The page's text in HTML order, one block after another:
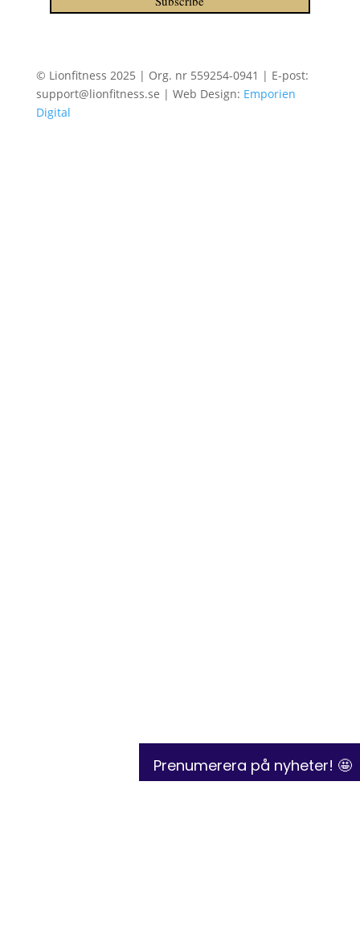
© Lionfitness 2025 | Org. nr 559254-0941 | E-post:
support@lionfitness.se | Web Design: Emporien
Digital
Prenumerera på nyheter! 🤩